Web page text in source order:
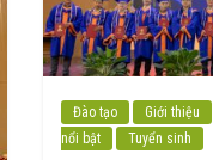
Đào tạo Giới thiệu
nổi bật
Tuyển sinh